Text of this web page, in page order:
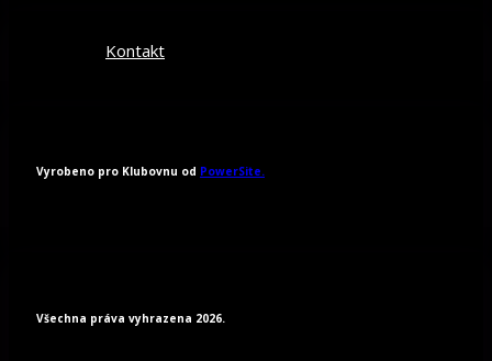
Kontakt
Vyrobeno pro Klubovnu od PowerSite.
Všechna práva vyhrazena 2026.